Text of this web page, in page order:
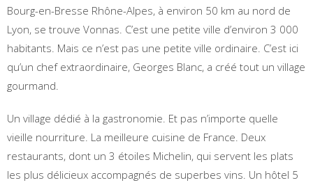
Bourg-en-Bresse Rhône-Alpes, à environ 50 km au nord de
Lyon, se trouve Vonnas. C’est une petite ville d’environ 3 000
habitants. Mais ce n’est pas une petite ville ordinaire. C’est ici
qu’un chef extraordinaire, Georges Blanc, a créé tout un village
gourmand.
Un village dédié à la gastronomie. Et pas n’importe quelle
vieille nourriture. La meilleure cuisine de France. Deux
restaurants, dont un 3 étoiles Michelin, qui servent les plats
les plus délicieux accompagnés de superbes vins. Un hôtel 5